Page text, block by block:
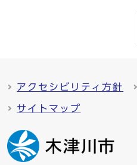
アクセシビリティ方針
サイトマップ